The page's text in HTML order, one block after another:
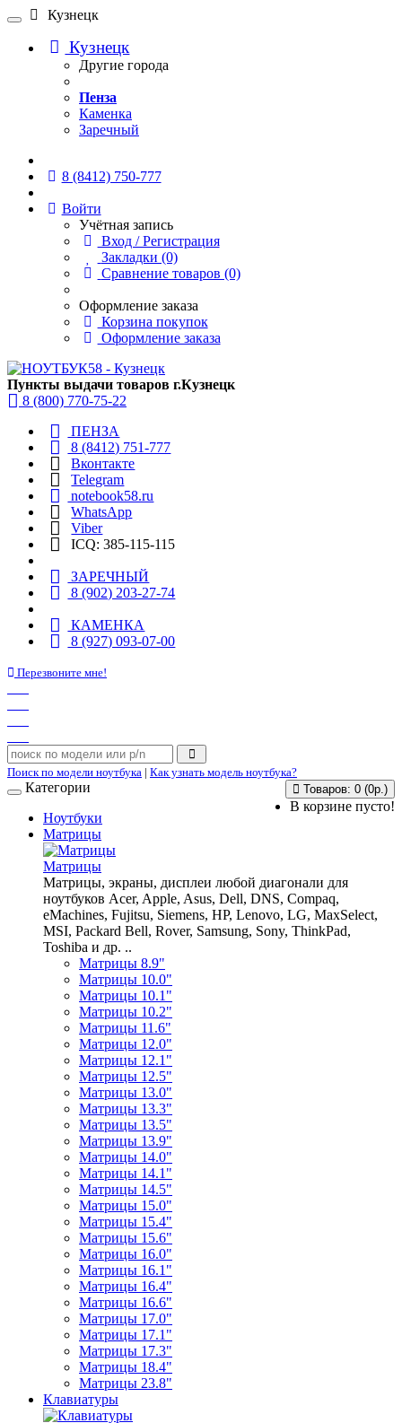
Кузнецк
Кузнецк
Другие города
Пенза
Каменка
Заречный
8 (8412) 750-777
Войти
Учётная запись
Вход / Регистрация
Закладки (0)
Сравнение товаров (0)
Оформление заказа
Корзина покупок
Оформление заказа
Пункты выдачи товаров г.Кузнецк
8 (800) 770-75-22
ПЕНЗА
8 (8412) 751-777
Вконтакте
Telegram
notebook58.ru
WhatsApp
Viber
ICQ: 385-115-115
ЗАРЕЧНЫЙ
8 (902) 203-27-74
КАМЕНКА
8 (927) 093-07-00
Перезвоните мне!
Поиск по модели ноутбука | Как узнать модель ноутбука?
Товаров: 0 (0р.)
В корзине пусто!
Категории
Ноутбуки
Матрицы
Матрицы
Матрицы, экраны, дисплеи любой диагонали для
ноутбуков Acer, Apple, Asus, Dell, DNS, Compaq,
eMachines, Fujitsu, Siemens, HP, Lenovo, LG, MaxSelect,
MSI, Packard Bell, Rover, Samsung, Sony, ThinkPad,
Toshiba и др. ..
Матрицы 8.9"
Матрицы 10.0"
Матрицы 10.1"
Матрицы 10.2"
Матрицы 11.6"
Матрицы 12.0"
Матрицы 12.1"
Матрицы 12.5"
Матрицы 13.0"
Матрицы 13.3"
Матрицы 13.5"
Матрицы 13.9"
Матрицы 14.0"
Матрицы 14.1"
Матрицы 14.5"
Матрицы 15.0"
Матрицы 15.4"
Матрицы 15.6"
Матрицы 16.0"
Матрицы 16.1"
Матрицы 16.4"
Матрицы 16.6"
Матрицы 17.0"
Матрицы 17.1"
Матрицы 17.3"
Матрицы 18.4"
Матрицы 23.8"
Клавиатуры